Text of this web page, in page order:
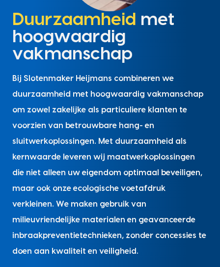
Duurzaamheid met
hoogwaardig
vakmanschap
Bij Slotenmaker Heijmans combineren we
duurzaamheid met hoogwaardig vakmanschap
om zowel zakelijke als particuliere klanten te
voorzien van betrouwbare hang- en
sluitwerkoplossingen. Met duurzaamheid als
kernwaarde leveren wij maatwerkoplossingen
die niet alleen uw eigendom optimaal beveiligen,
maar ook onze ecologische voetafdruk
verkleinen. We maken gebruik van
milieuvriendelijke materialen en geavanceerde
inbraakpreventietechnieken, zonder concessies te
doen aan kwaliteit en veiligheid.